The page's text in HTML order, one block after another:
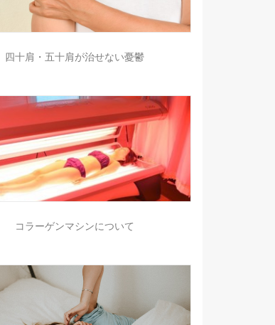
四十肩・五十肩が治せない憂鬱
コラーゲンマシンについて